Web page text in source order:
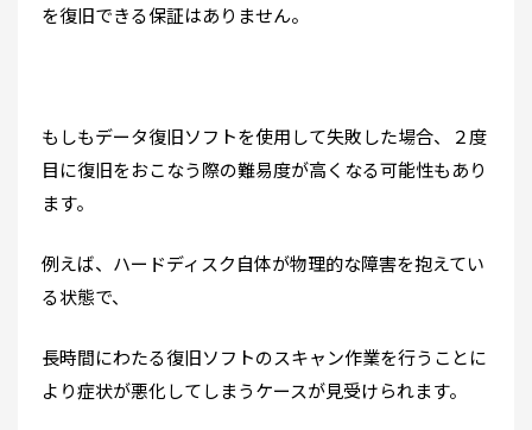
を復旧できる保証はありません。
もしもデータ復旧ソフトを使用して失敗した場合、２度
目に復旧をおこなう際の難易度が高くなる可能性もあり
ます。
例えば、ハードディスク自体が物理的な障害を抱えてい
る状態で、
長時間にわたる復旧ソフトのスキャン作業を行うことに
より症状が悪化してしまうケースが見受けられます。